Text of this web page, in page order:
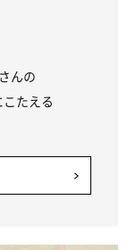
さん。
あり、大切な家
思いを語っていま
んの
たえる